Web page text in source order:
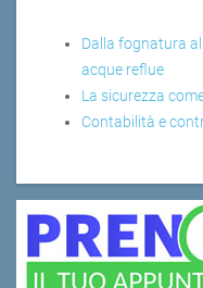
Dalla fognatura
acque reflue
La sicurezza
Contabilità e